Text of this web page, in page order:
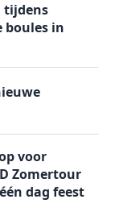
tijdens
boules in
voor
Zomertour
dag feest